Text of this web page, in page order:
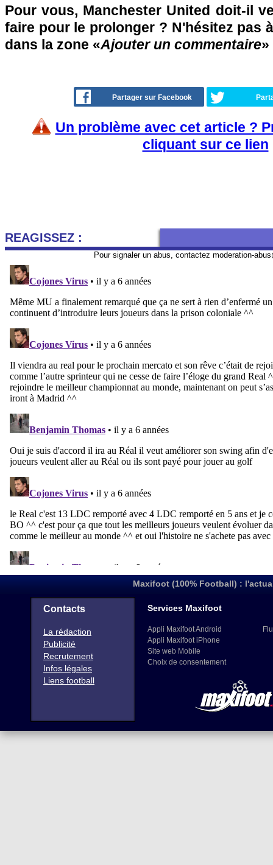
Pour vous, Manchester United doit-il
faire pour le prolonger ? N'hésitez pas
dans la zone «Ajouter un commentaire
Partager sur Facebook
Un problème avec cet article ?
cliquant sur ce lien
REAGISSEZ :
Pour signaler un abus, contactez moderation-
Maxifoot (100% Football) :
Contacts
La rédaction
Publicité
Recrutement
Infos légales
Liens football
Services Maxifoot
Appli Maxifoot Android
Appli Maxifoot iPhone
Site web Mobile
Choix de consentement